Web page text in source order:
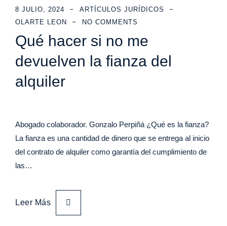
8 JULIO, 2024
ARTÍCULOS JURÍDICOS
OLARTE LEON
NO COMMENTS
Qué hacer si no me
devuelven la fianza del
alquiler
Abogado colaborador. Gonzalo Perpiñá ¿Qué es la fianza?
La fianza es una cantidad de dinero que se entrega al inicio
del contrato de alquiler como garantía del cumplimiento de
las…
Leer Más